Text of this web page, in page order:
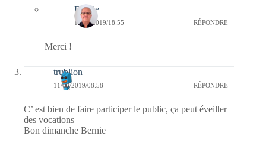
Bernie
12/08/2019/18:55 RÉPONDRE
Merci !
trublion
11/08/2019/08:58 RÉPONDRE
C’ est bien de faire participer le public, ça peut éveiller
des vocations
Bon dimanche Bernie